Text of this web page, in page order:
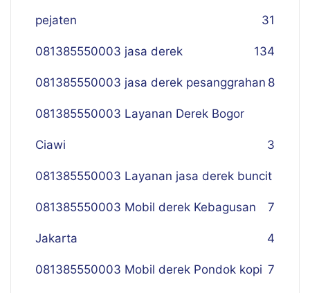
pejaten 31
081385550003 jasa derek 134
081385550003 jasa derek pesanggrahan 8
081385550003 Layanan Derek Bogor
Ciawi 3
081385550003 Layanan jasa derek buncit
7
081385550003 Mobil derek Kebagusan
Jakarta 4
081385550003 Mobil derek Pondok kopi 7